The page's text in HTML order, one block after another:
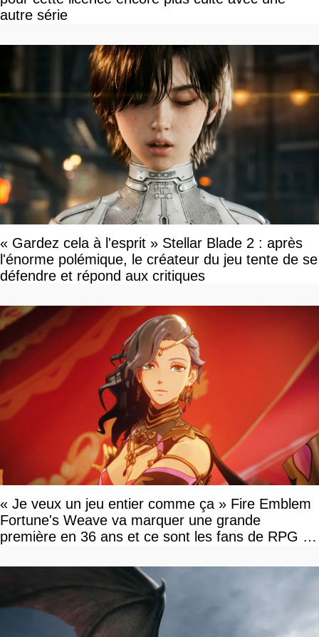
autre série
« Gardez cela à l'esprit » Stellar Blade 2 : après
l'énorme polémique, le créateur du jeu tente de se
défendre et répond aux critiques
« Je veux un jeu entier comme ça » Fire Emblem
Fortune's Weave va marquer une grande
première en 36 ans et ce sont les fans de RPG en